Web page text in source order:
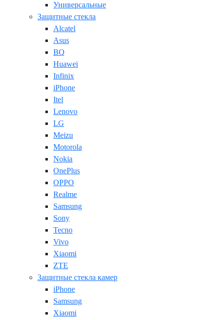
Универсальные
Защитные стекла
Alcatel
Asus
BQ
Huawei
Infinix
iPhone
Itel
Lenovo
LG
Meizu
Motorola
Nokia
OnePlus
OPPO
Realme
Samsung
Sony
Tecno
Vivo
Xiaomi
ZTE
Защитные стекла камер
iPhone
Samsung
Xiaomi